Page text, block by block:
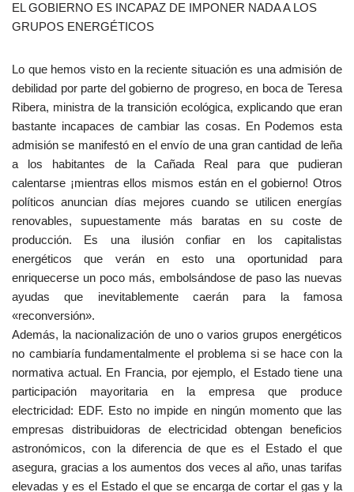
EL GOBIERNO ES INCAPAZ DE IMPONER NADA A LOS
GRUPOS ENERGÉTICOS
Lo que hemos visto en la reciente situación es una admisión de
debilidad por parte del gobierno de progreso, en boca de Teresa
Ribera, ministra de la transición ecológica, explicando que eran
bastante incapaces de cambiar las cosas. En Podemos esta
admisión se manifestó en el envío de una gran cantidad de leña
a los habitantes de la Cañada Real para que pudieran
calentarse ¡mientras ellos mismos están en el gobierno! Otros
políticos anuncian días mejores cuando se utilicen energías
renovables, supuestamente más baratas en su coste de
producción. Es una ilusión confiar en los capitalistas
energéticos que verán en esto una oportunidad para
enriquecerse un poco más, embolsándose de paso las nuevas
ayudas que inevitablemente caerán para la famosa
«reconversión».
Además, la nacionalización de uno o varios grupos energéticos
no cambiaría fundamentalmente el problema si se hace con la
normativa actual. En Francia, por ejemplo, el Estado tiene una
participación mayoritaria en la empresa que produce
electricidad: EDF. Esto no impide en ningún momento que las
empresas distribuidoras de electricidad obtengan beneficios
astronómicos, con la diferencia de que es el Estado el que
asegura, gracias a los aumentos dos veces al año, unas tarifas
elevadas y es el Estado el que se encarga de cortar el gas y la